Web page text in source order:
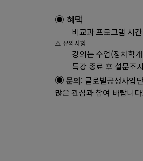
◉ 혜택
비교과 프로그램 시
⚠️ 유의사항
강의는 수업(정치학
특강 종료 후 설문조
◉ 문의: 글로벌공생사업
많은 관심과 참여 바랍니다!